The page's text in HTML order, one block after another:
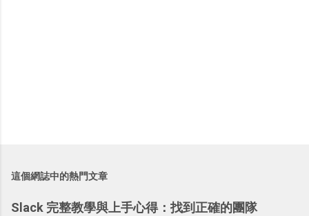
這個網誌中的熱門文章
Slack 完整教學與上手心得：找到正確的團隊